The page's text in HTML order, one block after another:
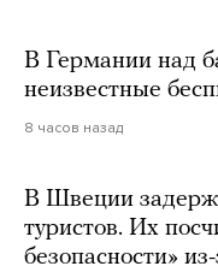
В Германии над
неизвестные
8 часов назад
В Швеции
туристов. Их
безопасности»